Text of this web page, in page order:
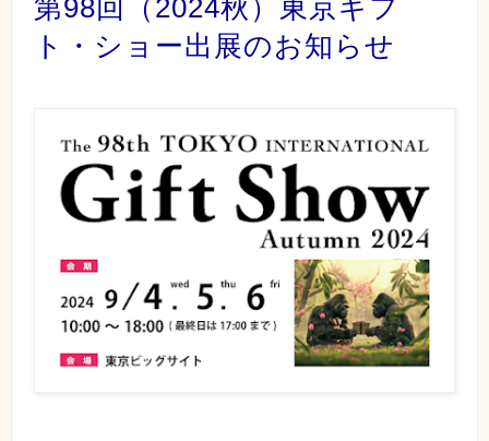
第98回（2024秋）東京ギフ
ト・ショー出展のお知らせ